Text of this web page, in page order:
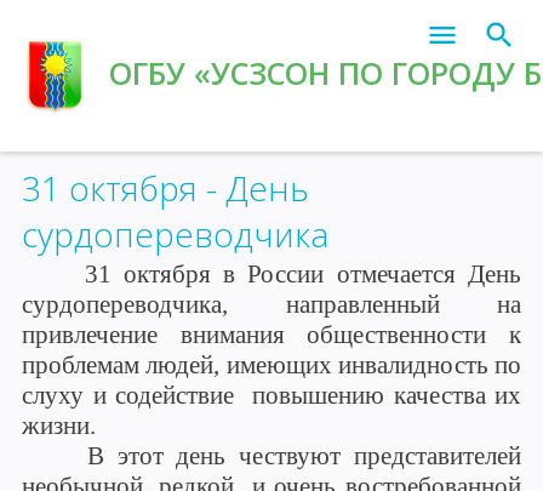
ОГБУ «УСЗСОН ПО ГОРОДУ
Главная
31 октября - День
сурдопереводчика
31 октября в России отмечается День
сурдопереводчика, направленный на
привлечение внимания общественности к
проблемам людей, имеющих инвалидность по
слуху и содействие повышению качества их
жизни.
В этот день чествуют представителей